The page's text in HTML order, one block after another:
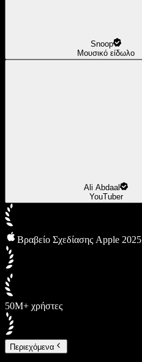
Snoop
Μουσικό είδωλο
Ali Abdaal
YouTuber
Βραβείο Σχεδίασης Apple 2025
50M+ χρήστες
Περιεχόμενα